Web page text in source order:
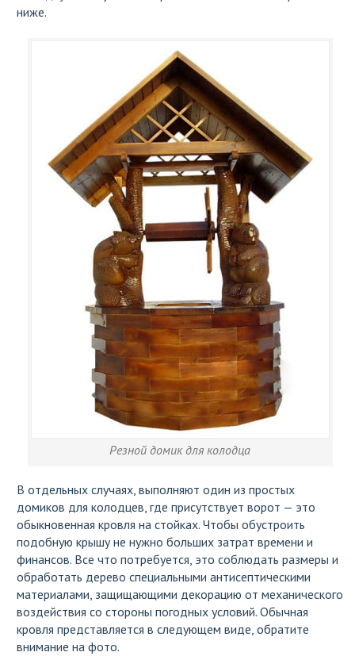
ниже.
Резной домик для колодца
В отдельных случаях, выполняют один из простых
домиков для колодцев, где присутствует ворот — это
обыкновенная кровля на стойках. Чтобы обустроить
подобную крышу не нужно больших затрат времени и
финансов. Все что потребуется, это соблюдать размеры и
обработать дерево специальными антисептическими
материалами, защищающими декорацию от механического
воздействия со стороны погодных условий. Обычная
кровля представляется в следующем виде, обратите
внимание на фото.